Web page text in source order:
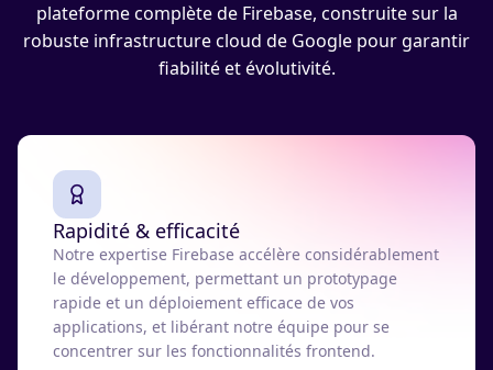
plateforme complète de Firebase, construite sur la
robuste infrastructure cloud de Google pour garantir
fiabilité et évolutivité.
Rapidité & efficacité
Notre expertise Firebase accélère considérablement
le développement, permettant un prototypage
rapide et un déploiement efficace de vos
applications, et libérant notre équipe pour se
concentrer sur les fonctionnalités frontend.